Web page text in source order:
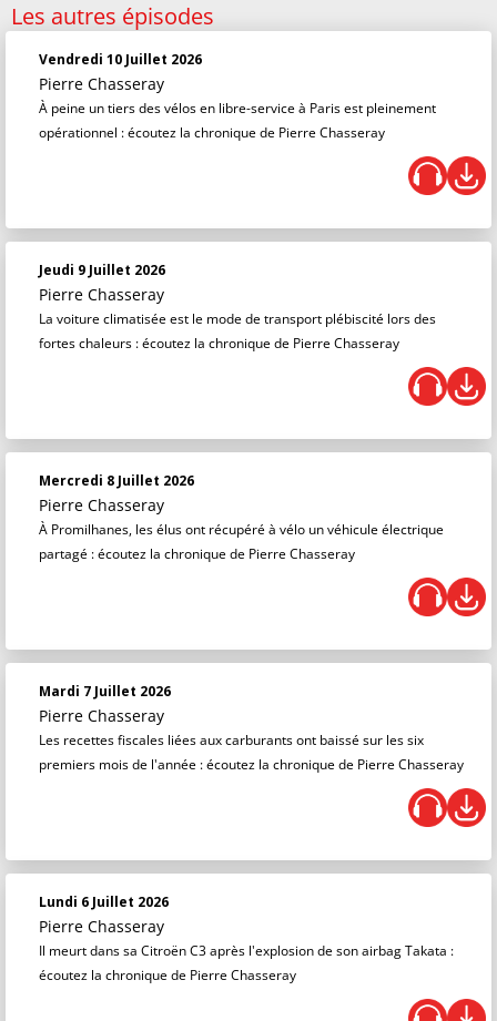
Les autres épisodes
Vendredi 10 Juillet 2026
Pierre Chasseray
À peine un tiers des vélos en libre-service à Paris est pleinement
opérationnel : écoutez la chronique de Pierre Chasseray
Jeudi 9 Juillet 2026
Pierre Chasseray
La voiture climatisée est le mode de transport plébiscité lors des
fortes chaleurs : écoutez la chronique de Pierre Chasseray
Mercredi 8 Juillet 2026
Pierre Chasseray
À Promilhanes, les élus ont récupéré à vélo un véhicule électrique
partagé : écoutez la chronique de Pierre Chasseray
Mardi 7 Juillet 2026
Pierre Chasseray
Les recettes fiscales liées aux carburants ont baissé sur les six
premiers mois de l'année : écoutez la chronique de Pierre Chasseray
Lundi 6 Juillet 2026
Pierre Chasseray
Il meurt dans sa Citroën C3 après l'explosion de son airbag Takata :
écoutez la chronique de Pierre Chasseray